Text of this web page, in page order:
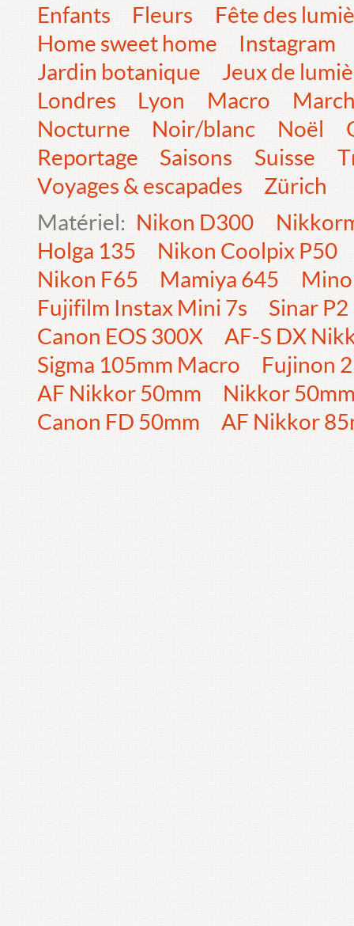
Enfants
Fleurs
Fête des
Home sweet home
Instagram
Jardin botanique
Jeux de
Londres
Lyon Macro
Nocturne
Noir/blanc Noël
Reportage
Saisons Suisse
Voyages & escapades
Zürich
Matériel: Nikon D300
Holga 135
Nikon Coolpix P50
Nikon F65
Mamiya 645
Fujifilm Instax Mini 7s
Sinar P2
Canon EOS 300X
AF-S DX
Sigma 105mm Macro
Fujinon
AF Nikkor 50mm
Nikkor
Canon FD 50mm
AF Nikkor